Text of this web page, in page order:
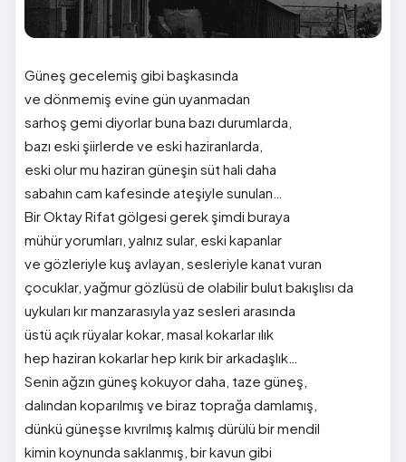
Güneş gecelemiş gibi başkasında
ve dönmemiş evine gün uyanmadan
sarhoş gemi diyorlar buna bazı durumlarda,
bazı eski şiirlerde ve eski haziranlarda,
eski olur mu haziran güneşin süt hali daha
sabahın cam kafesinde ateşiyle sunulan…
Bir Oktay Rifat gölgesi gerek şimdi buraya
mühür yorumları, yalnız sular, eski kapanlar
ve gözleriyle kuş avlayan, sesleriyle kanat vuran
çocuklar, yağmur gözlüsü de olabilir bulut bakışlısı da
uykuları kır manzarasıyla yaz sesleri arasında
üstü açık rüyalar kokar, masal kokarlar ılık
hep haziran kokarlar hep kırık bir arkadaşlık…
Senin ağzın güneş kokuyor daha, taze güneş,
dalından koparılmış ve biraz toprağa damlamış,
dünkü güneşse kıvrılmış kalmış dürülü bir mendil
kimin koynunda saklanmış, bir kavun gibi